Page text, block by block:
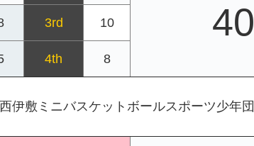
40
3rd 10
4th 8
敷ミニバスケットボールスポーツ少年団